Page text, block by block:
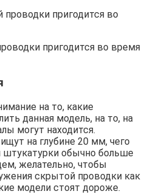
пригодится во время
на то, какие
данная модель, на то, на
могут находится.
на глубине 20 мм, чего
штукатурки обычно больше
желательно, чтобы
скрытой проводки как
модели стоят дороже.